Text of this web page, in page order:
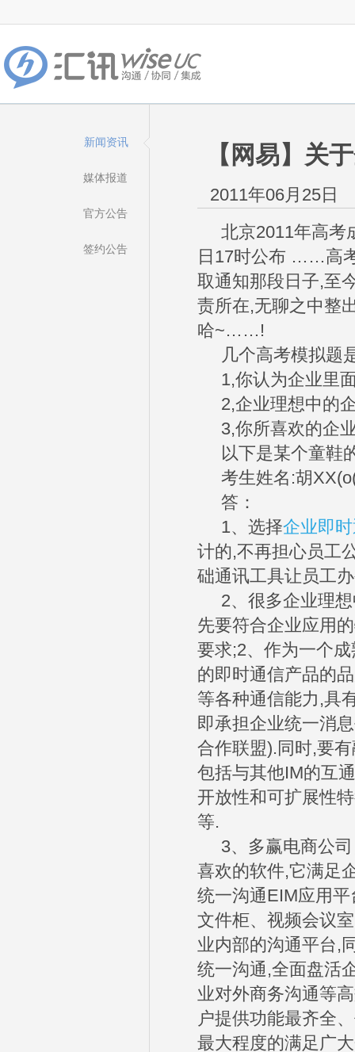
新闻资讯
媒体报道
官方公告
签约公告
【网易】关
2011年06月25日
北京2011年高考
日17时公布 ……高
取通知那段日子,至
责所在,无聊之中整
哈~……!
几个高考模拟题
1,你认为企业里面
2,企业理想中的企
3,你所喜欢的企
以下是某个童鞋
考生姓名:胡
答：
1、选择企业即
计的,不再担心员工
础通讯工具让员工
2、很多企业理想
先要符合企业应用
要求;2、作为一个
的即时通信产品的
等各种通信能力,具
即承担企业统一消
合作联盟).同时,要
包括与其他IM的互
开放性和可扩展性
等.
3、多赢电商公司
喜欢的软件,它满足
统一沟通EIM应用
文件柜、视频会议
业内部的沟通平台,
统一沟通,全面盘活
业对外商务沟通等
户提供功能最齐全
最大程度的满足广